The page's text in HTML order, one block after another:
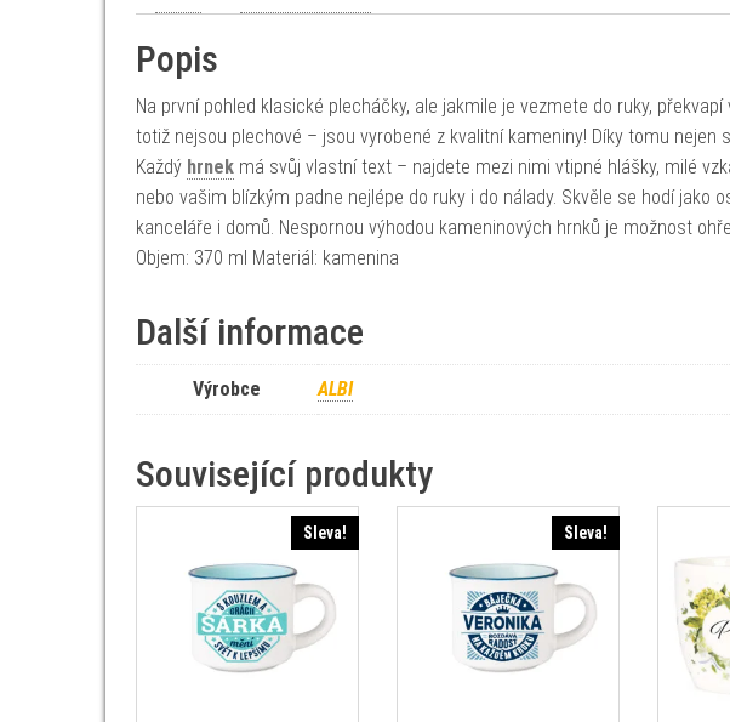
Popis
Na první pohled klasické plecháčky, ale jakmile je vezmete do ruky,
totiž nejsou plechové – jsou vyrobené z kvalitní kameniny! Díky tomu nejen
Každý hrnek má svůj vlastní text – najdete mezi nimi vtipné hlášky, milé
nebo vašim blízkým padne nejlépe do ruky i do nálady. Skvěle se hodí jako
kanceláře i domů. Nespornou výhodou kameninových hrnků je možnost
Objem: 370 ml Materiál: kamenina
Další informace
Výrobce ALBI
Související produkty
Sleva! Sleva!